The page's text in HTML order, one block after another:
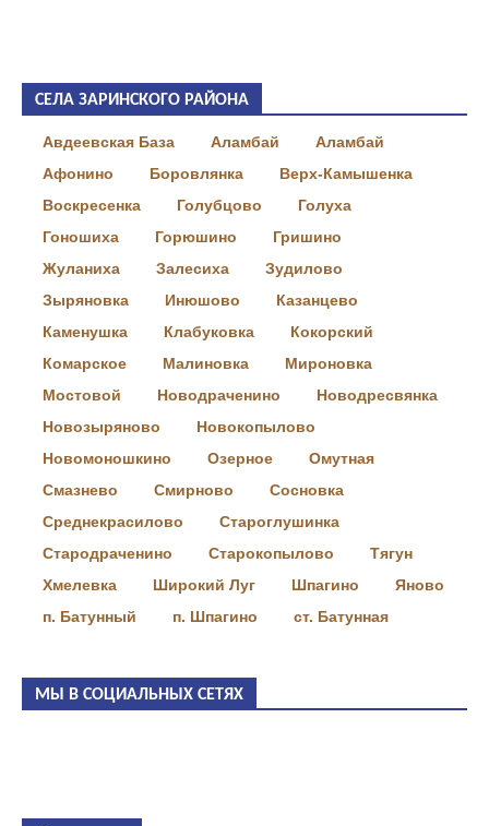
СЕЛА ЗАРИНСКОГО РАЙОНА
Авдеевская База Аламбай
Аламбай
Афонино
Боровлянка
Верх-Камышенка
Воскресенка
Голубцово
Голуха
Гоношиха
Горюшино
Гришино
Жуланиха
Залесиха
Зудилово
Зыряновка
Инюшово
Казанцево
Каменушка
Клабуковка
Кокорский
Комарское
Малиновка
Мироновка
Мостовой
Новодраченино
Новодресвянка
Новозыряново
Новокопылово
Новомоношкино
Озерное
Омутная
Смазнево
Смирново
Сосновка
Среднекрасилово
Староглушинка
Стародраченино
Старокопылово
Тягун
Хмелевка
Широкий Луг Шпагино
Яново
п. Батунный
п. Шпагино ст. Батунная
МЫ В СОЦИАЛЬНЫХ СЕТЯХ